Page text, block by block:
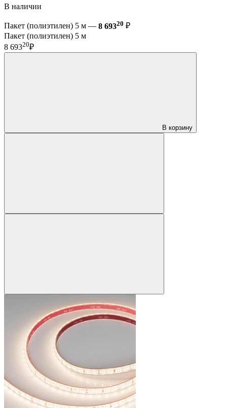
В наличии
Пакет (полиэтилен) 5 м — 8 69320 ₽
Пакет (полиэтилен) 5 м
8 69320₽
В корзину